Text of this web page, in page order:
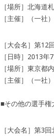
［場所］北海道
［主催］（一社
［大会名］第12
［日時］2013年
［場所］東京都
［主催］（一社
■その他の選手権
［大会名］第3